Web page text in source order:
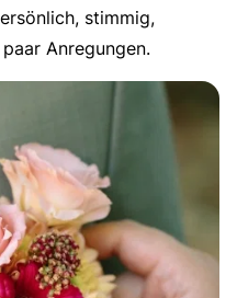
stimmig,
Anregungen.